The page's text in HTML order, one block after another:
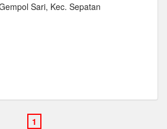
Sari, Kec. Sepatan